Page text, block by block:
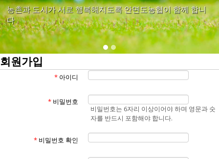
농촌과 도시가 서로 행복해지도록 안면도농협이 함께 합니
다
회원가입
* 아이디
* 비밀번호
비밀번호는 6자리 이상이어야 하며 영문과 숫
자를 반드시 포함해야 합니다.
* 비밀번호 확인